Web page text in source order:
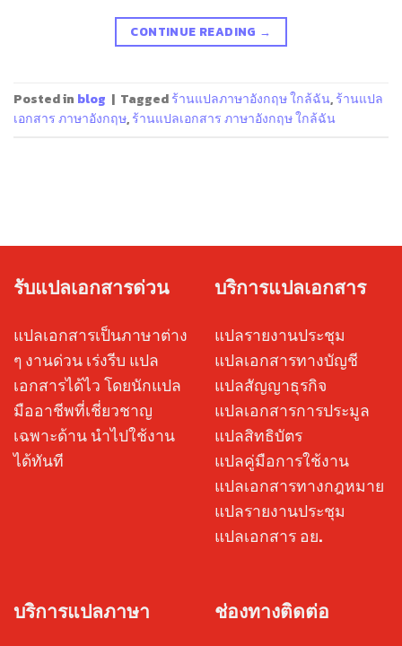
CONTINUE READING →
Posted in blog | Taggedร้านแปลภาษาอังกฤษ ใกล้ฉัน,ร้านแปล
เอกสาร ภาษาอังกฤษ,ร้านแปลเอกสาร ภาษาอังกฤษ ใกล้ฉัน
รับแปลเอกสารด่วน
แปลเอกสารเป็นภาษาต่าง
ๆ งานด่วน เร่งรีบ แปล
เอกสารได้ไว โดยนักแปล
มืออาชีพที่เชี่ยวชาญ
เฉพาะด้าน นำไปใช้งาน
ได้ทันที
บริการแปลเอกสาร
แปลรายงานประชุม
แปลเอกสารทางบัญชี
แปลสัญญาธุรกิจ
แปลเอกสารการประมูล
แปลสิทธิบัตร
แปลคู่มือการใช้งาน
แปลเอกสารทางกฎหมาย
แปลรายงานประชุม
แปลเอกสาร อย.
บริการแปลภาษา ช่องทางติดต่อ